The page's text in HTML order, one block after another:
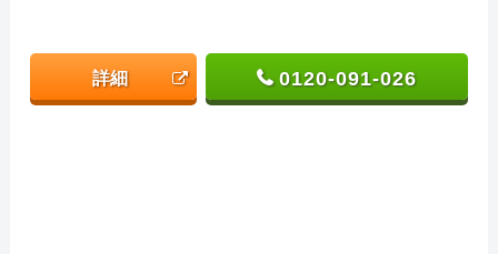
詳細 0120-091-026